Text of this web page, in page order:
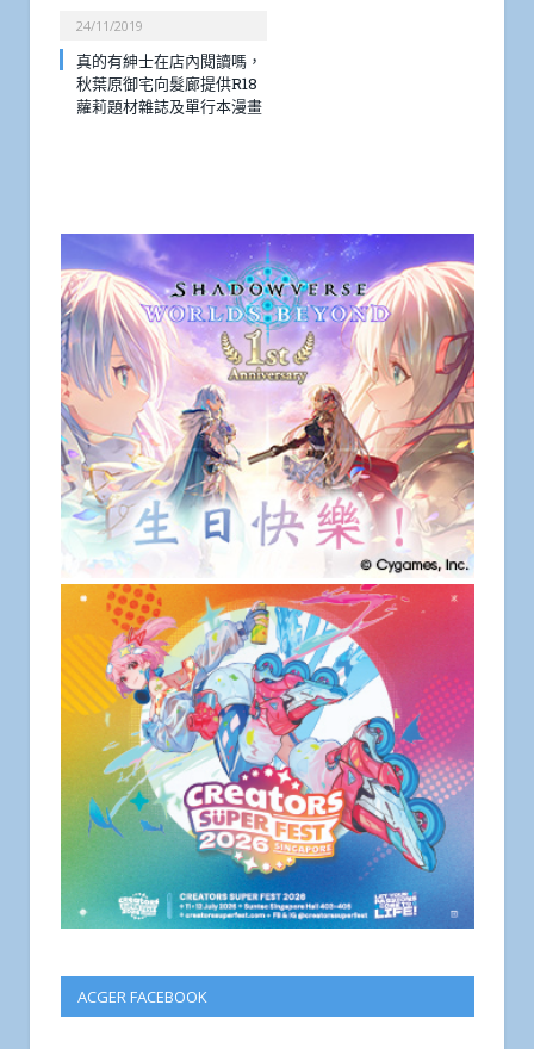
24/11/2019
真的有紳士在店內閱讀嗎，
秋葉原御宅向髮廊提供R18
蘿莉題材雜誌及單行本漫畫
ACGER FACEBOOK